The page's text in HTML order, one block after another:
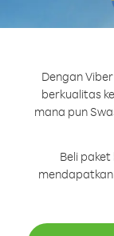
Dengan
berkualitas
mana pun
Beli